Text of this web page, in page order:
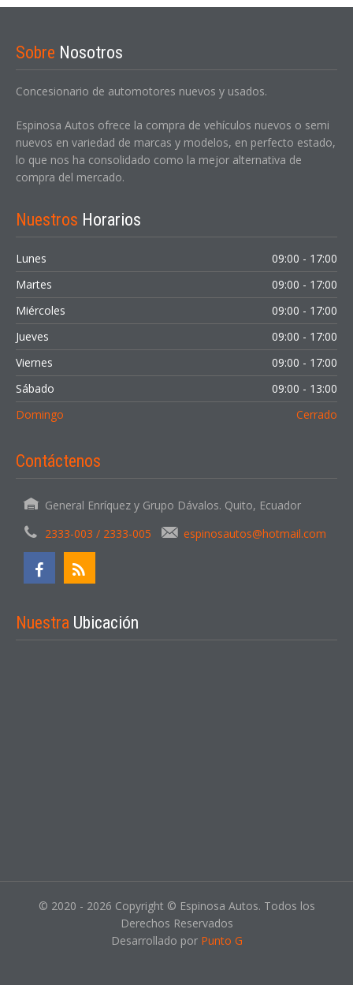
Sobre Nosotros
Concesionario de automotores nuevos y usados.
Espinosa Autos ofrece la compra de vehículos nuevos o semi
nuevos en variedad de marcas y modelos, en perfecto estado,
lo que nos ha consolidado como la mejor alternativa de
compra del mercado.
Nuestros Horarios
Lunes
09:00 - 17:00
Martes
09:00 - 17:00
Miércoles
09:00 - 17:00
Jueves
09:00 - 17:00
Viernes
09:00 - 17:00
Sábado
09:00 - 13:00
Domingo
Cerrado
Contáctenos
General Enríquez y Grupo Dávalos. Quito, Ecuador
2333-003 / 2333-005
espinosautos@hotmail.com
Nuestra Ubicación
© 2020 - 2026 Copyright © Espinosa Autos. Todos los
Derechos Reservados
Desarrollado por Punto G